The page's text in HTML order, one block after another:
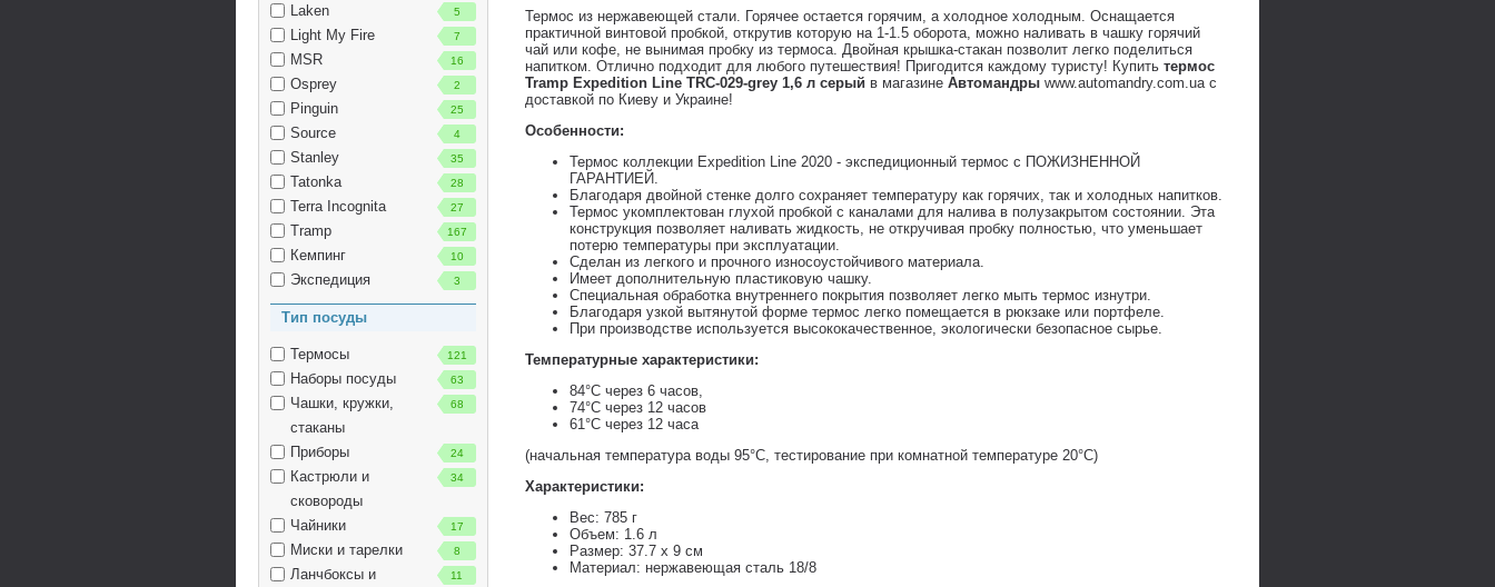
Laken 5
Light My Fire 7
MSR 16
Osprey 2
Pinguin 25
Source 4
Stanley 35
Tatonka 28
Terra Incognita 27
Tramp 167
Кемпинг 10
Экспедиция 3
Тип посуды
Термосы 121
Наборы посуды 63
Чашки, кружки,
стаканы
68
Приборы 24
Кастрюли и
сковороды
34
Чайники 17
Миски и тарелки 8
Ланчбоксы и
11
Термос из нержавеющей стали. Горячее остается горячим, а холодное холодным. Оснащается
практичной винтовой пробкой, открутив которую на 1-1.5 оборота, можно наливать в чашку горячий
чай или кофе, не вынимая пробку из термоса. Двойная крышка-стакан позволит легко поделиться
напитком. Отлично подходит для любого путешествия! Пригодится каждому туристу! Купить термос
Tramp Expedition Line TRC-029-grey 1,6 л серый в магазине Автомандры www.automandry.com.ua с
доставкой по Киеву и Украине!
Особенности:
Термос коллекции Expedition Line 2020 - экспедиционный термос с ПОЖИЗНЕННОЙ
ГАРАНТИЕЙ.
Благодаря двойной стенке долго сохраняет температуру как горячих, так и холодных напитков.
Термос укомплектован глухой пробкой с каналами для налива в полузакрытом состоянии. Эта
конструкция позволяет наливать жидкость, не откручивая пробку полностью, что уменьшает
потерю температуры при эксплуатации.
Сделан из легкого и прочного износоустойчивого материала.
Имеет дополнительную пластиковую чашку.
Специальная обработка внутреннего покрытия позволяет легко мыть термос изнутри.
Благодаря узкой вытянутой форме термос легко помещается в рюкзаке или портфеле.
При производстве используется высококачественное, экологически безопасное сырье.
Температурные характеристики:
84°С через 6 часов,
74°С через 12 часов
61°С через 12 часа
(начальная температура воды 95°C, тестирование при комнатной температуре 20°C)
Характеристики:
Вес: 785 г
Объем: 1.6 л
Размер: 37.7 х 9 см
Материал: нержавеющая сталь 18/8